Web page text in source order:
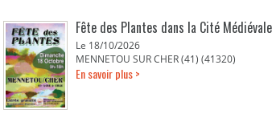
Fête des Plantes dans la Cité Médiévale
Le 18/10/2026
MENNETOU SUR CHER (41) (41320)
En savoir plus >